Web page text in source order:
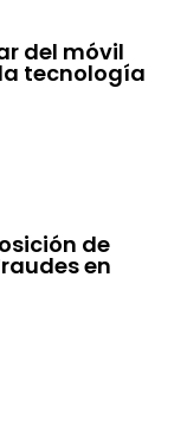
del móvil
tecnología
de
en